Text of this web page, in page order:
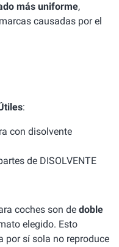
más uniforme,
causadas por el
:
con disolvente
de DISOLVENTE
coches son de doble
elegido. Esto
por sí sola no reproduce